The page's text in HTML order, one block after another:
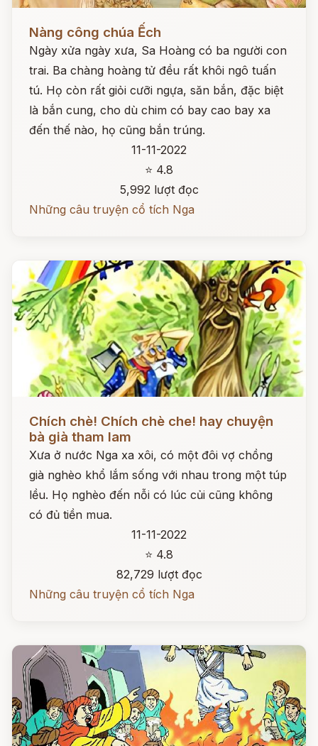
Nàng công chúa Ếch
Ngày xửa ngày xưa, Sa Hoàng có ba người con
trai. Ba chàng hoàng tử đều rất khôi ngô tuấn
tú. Họ còn rất giỏi cưỡi ngựa, săn bắn, đặc biệt
là bắn cung, cho dù chim có bay cao bay xa
đến thế nào, họ cũng bắn trúng.
11-11-2022
⭐ 4.8
5,992 lượt đọc
Những câu truyện cổ tích Nga
Chích chè! Chích chè che! hay chuyện
bà già tham lam
Xưa ở nước Nga xa xôi, có một đôi vợ chồng
già nghèo khổ lắm sống với nhau trong một túp
lều. Họ nghèo đến nỗi có lúc củi cũng không
có đủ tiền mua.
11-11-2022
⭐ 4.8
82,729 lượt đọc
Những câu truyện cổ tích Nga